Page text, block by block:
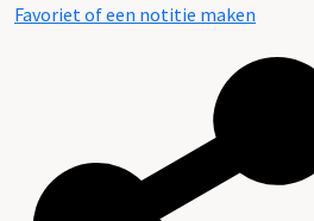
Favoriet of een notitie maken